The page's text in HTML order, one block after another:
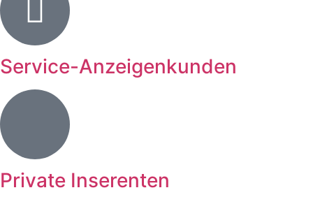
Service-Anzeigenkunden
Private Inserenten